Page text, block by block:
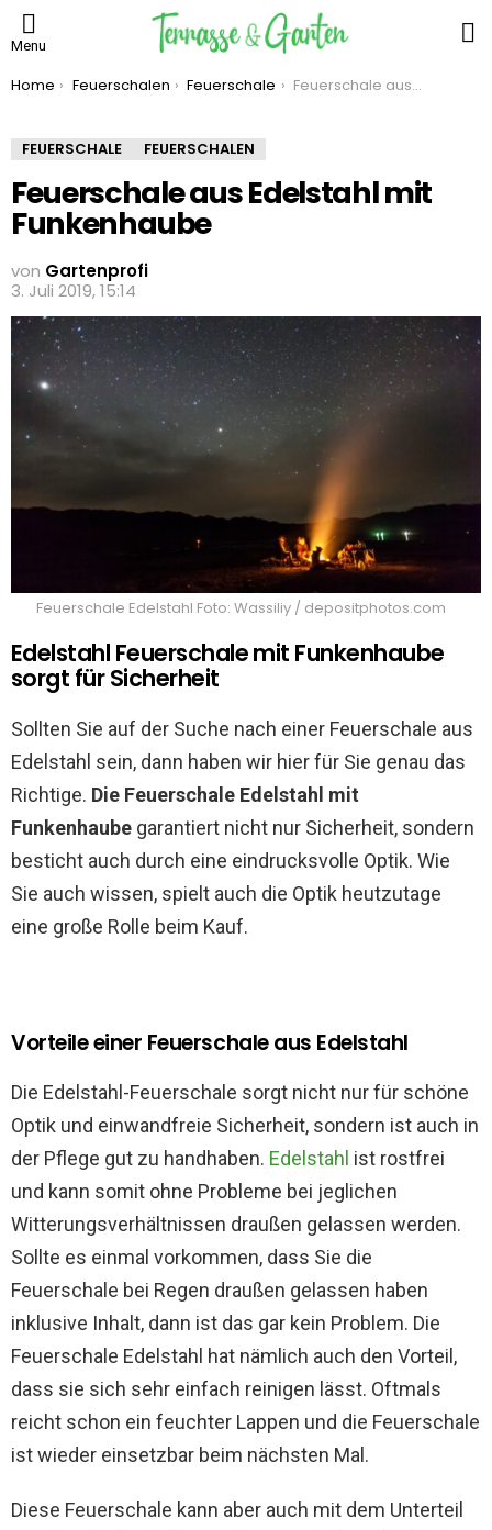
Menu
You are here:
Home Feuerschalen Feuerschale Feuerschale aus Edelstahl mit Funkenhaube
FEUERSCHALE FEUERSCHALEN
Feuerschale aus Edelstahl mit
Funkenhaube
von Gartenprofi
3. Juli 2019, 15:14
Feuerschale Edelstahl Foto: Wassiliy / depositphotos.com
Edelstahl Feuerschale mit Funkenhaube
sorgt für Sicherheit
Sollten Sie auf der Suche nach einer Feuerschale aus
Edelstahl sein, dann haben wir hier für Sie genau das
Richtige. Die Feuerschale Edelstahl mit
Funkenhaube garantiert nicht nur Sicherheit, sondern
besticht auch durch eine eindrucksvolle Optik. Wie
Sie auch wissen, spielt auch die Optik heutzutage
eine große Rolle beim Kauf.
Vorteile einer Feuerschale aus Edelstahl
Die Edelstahl-Feuerschale sorgt nicht nur für schöne
Optik und einwandfreie Sicherheit, sondern ist auch in
der Pflege gut zu handhaben. Edelstahl ist rostfrei
und kann somit ohne Probleme bei jeglichen
Witterungsverhältnissen draußen gelassen werden.
Sollte es einmal vorkommen, dass Sie die
Feuerschale bei Regen draußen gelassen haben
inklusive Inhalt, dann ist das gar kein Problem. Die
Feuerschale Edelstahl hat nämlich auch den Vorteil,
dass sie sich sehr einfach reinigen lässt. Oftmals
reicht schon ein feuchter Lappen und die Feuerschale
ist wieder einsetzbar beim nächsten Mal.
Diese Feuerschale kann aber auch mit dem Unterteil